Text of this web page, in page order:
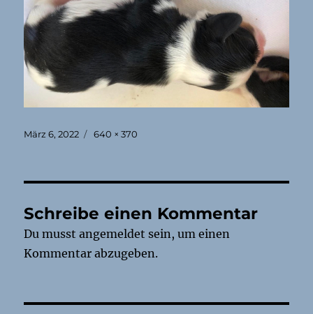
Veröffentlicht
März 6, 2022 Originalgröße
640 × 370
Schreibe einen Kommentar
Du musstangemeldet sein, um einen
Kommentar abzugeben.